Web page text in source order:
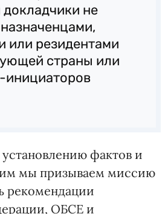
не
или резидентами
страны или
инициаторов
фактов и
мы призываем миссию
рекомендации
ОБСЕ и